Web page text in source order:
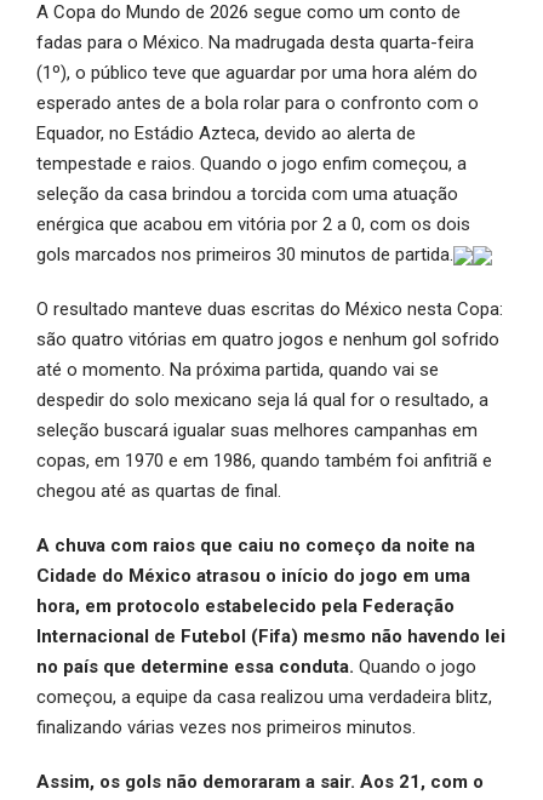
A Copa do Mundo de 2026 segue como um conto de
fadas para o México. Na madrugada desta quarta-feira
(1º), o público teve que aguardar por uma hora além do
esperado antes de a bola rolar para o confronto com o
Equador, no Estádio Azteca, devido ao alerta de
tempestade e raios. Quando o jogo enfim começou, a
seleção da casa brindou a torcida com uma atuação
enérgica que acabou em vitória por 2 a 0, com os dois
gols marcados nos primeiros 30 minutos de partida.
O resultado manteve duas escritas do México nesta Copa:
são quatro vitórias em quatro jogos e nenhum gol sofrido
até o momento. Na próxima partida, quando vai se
despedir do solo mexicano seja lá qual for o resultado, a
seleção buscará igualar suas melhores campanhas em
copas, em 1970 e em 1986, quando também foi anfitriã e
chegou até as quartas de final.
A chuva com raios que caiu no começo da noite na
Cidade do México atrasou o início do jogo em uma
hora, em protocolo estabelecido pela Federação
Internacional de Futebol (Fifa) mesmo não havendo lei
no país que determine essa conduta. Quando o jogo
começou, a equipe da casa realizou uma verdadeira blitz,
finalizando várias vezes nos primeiros minutos.
Assim, os gols não demoraram a sair. Aos 21, com o